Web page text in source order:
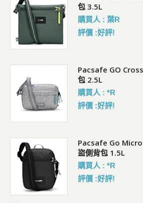
包 3.5L
購買人 : 葉R
評價 :好評!
Pacsafe GO
包 2.5L
購買人 : *R
評價 :好評!
Pacsafe Go
盜側背包 1.5L
購買人 : *R
評價 :好評!